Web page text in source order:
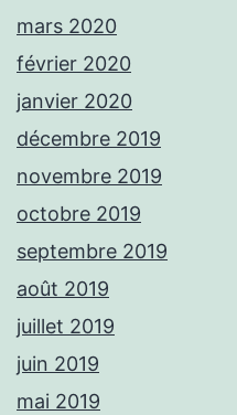
mars 2020
février 2020
janvier 2020
décembre 2019
novembre 2019
octobre 2019
septembre 2019
août 2019
juillet 2019
juin 2019
mai 2019